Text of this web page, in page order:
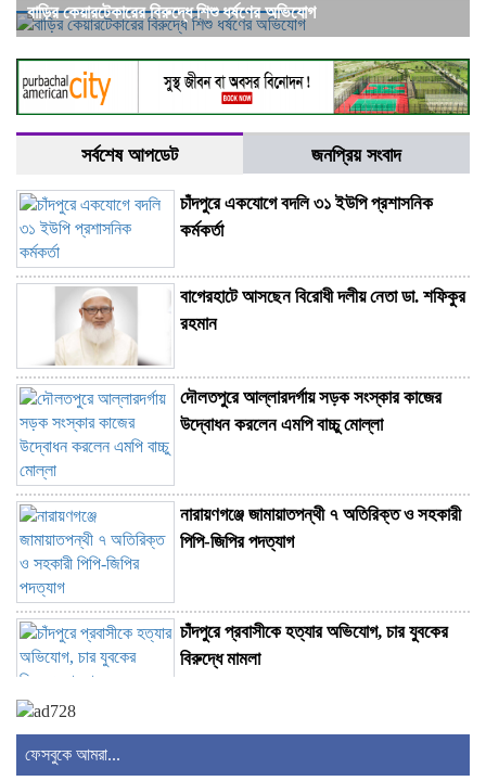
বাড়ির কেয়ারটেকারের বিরুদ্ধে শিশু ধর্ষণের অভিযোগ
সর্বশেষ আপডেট জনপ্রিয় সংবাদ
চাঁদপুরে একযোগে বদলি ৩১ ইউপি প্রশাসনিক
কর্মকর্তা
বাগেরহাটে আসছেন বিরোধী দলীয় নেতা ডা. শফিকুর
রহমান
দৌলতপুরে আল্লারদর্গায় সড়ক সংস্কার কাজের
উদ্বোধন করলেন এমপি বাচ্চু মোল্লা
নারায়ণগঞ্জে জামায়াতপন্থী ৭ অতিরিক্ত ও সহকারী
পিপি-জিপির পদত্যাগ
চাঁদপুরে প্রবাসীকে হত্যার অভিযোগ, চার যুবকের
বিরুদ্ধে মামলা
ফেসবুকে আমরা...